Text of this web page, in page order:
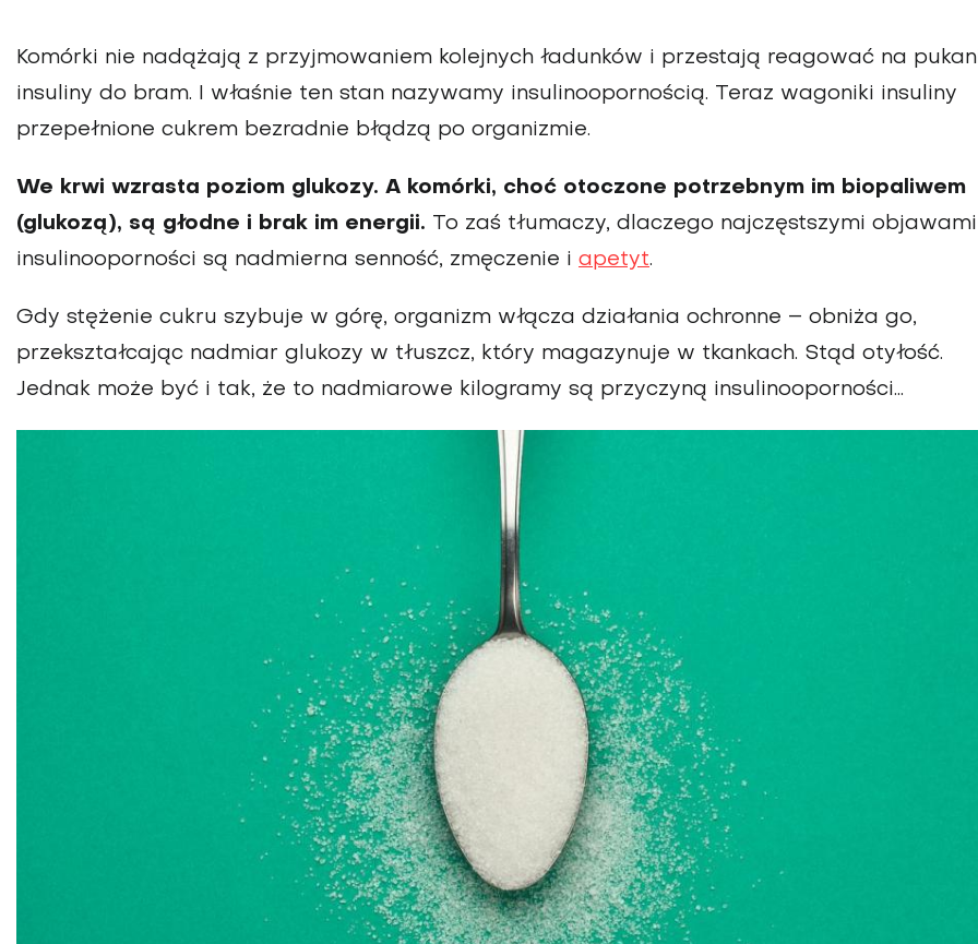
Komórki nie nadążają z przyjmowaniem kolej­nych ładunków i przestają reagować na
insuliny do bram. I wła­śnie ten stan nazywamy insulino­opornością. Teraz wagoniki insuliny
przepełnione cukrem bezradnie błą­dzą po organizmie.
We krwi wzrasta poziom glukozy. A komórki, choć otoczone potrzebnym im biopaliwem
(glukozą), są głodne i brak im energii. To zaś tłumaczy, dlaczego najczęst­szymi objawami
insulinooporności są nadmierna senność, zmęczenie i apetyt.
Gdy stężenie cukru szybuje w górę, organizm włącza działania ochronne – obniża go,
przekształ­cając nadmiar glukozy w tłuszcz, który magazynuje w tkankach. Stąd otyłość.
Jednak może być i tak, że to nadmiarowe kilogramy są przyczyną insulinooporności...